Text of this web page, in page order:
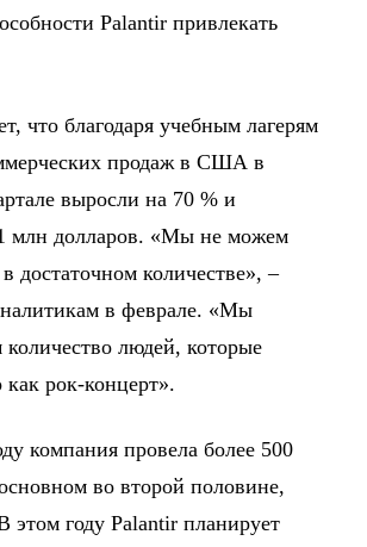
Palantir привлекать
что благодаря учебным лагерям
продаж в США в
выросли на 70 % и
млн долларов. «Мы не можем
достаточном количестве», –
в феврале. «Мы
количество людей, которые
как рок-концерт».
компания провела более 500
во второй половине,
этом году Palantir планирует